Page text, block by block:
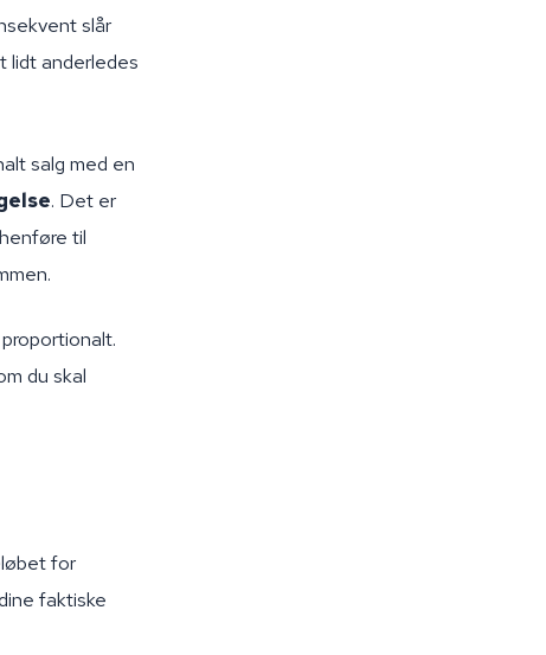
slår
lidt anderledes
salg med en
. Det er
til
du skal
for
faktiske